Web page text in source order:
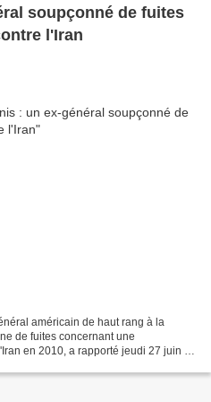
soupçonné de fuites
l'Iran
américain de haut rang à la
de fuites concernant une
en 2010, a rapporté jeudi 27 juin la